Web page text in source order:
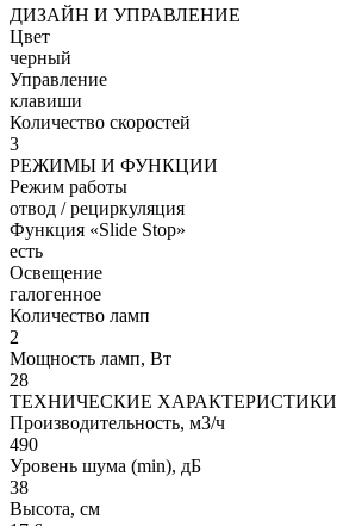
ДИЗАЙН И УПРАВЛЕНИЕ
Цвет
черный
Управление
клавиши
Количество скоростей
3
РЕЖИМЫ И ФУНКЦИИ
Режим работы
отвод / рециркуляция
Функция «Slide Stop»
есть
Освещение
галогенное
Количество ламп
2
Мощность ламп, Вт
28
ТЕХНИЧЕСКИЕ ХАРАКТЕРИСТИКИ
Производительность, м3/ч
490
Уровень шума (min), дБ
38
Высота, см